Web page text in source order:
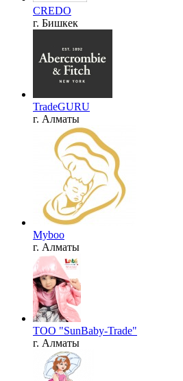
CREDO
г. Бишкек
TradeGURU
г. Алматы
Myboo
г. Алматы
ТОО "SunBaby-Trade"
г. Алматы